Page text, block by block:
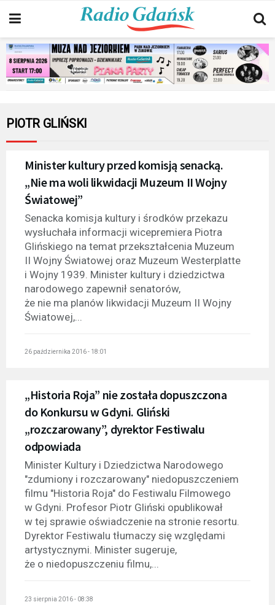
PIOTR GLIŃSKI
Minister kultury przed komisją senacką.
„Nie ma woli likwidacji Muzeum II Wojny
Światowej”
Senacka komisja kultury i środków przekazu
wysłuchała informacji wicepremiera Piotra
Glińskiego na temat przekształcenia Muzeum
II Wojny Światowej oraz Muzeum Westerplatte
i Wojny 1939. Minister kultury i dziedzictwa
narodowego zapewnił senatorów,
że nie ma planów likwidacji Muzeum II Wojny
Światowej,...
26 października 2016 - 18:01
„Historia Roja” nie została dopuszczona
do Konkursu w Gdyni. Gliński
„rozczarowany”, dyrektor Festiwalu
odpowiada
Minister Kultury i Dziedzictwa Narodowego
"zdumiony i rozczarowany" niedopuszczeniem
filmu "Historia Roja" do Festiwalu Filmowego
w Gdyni. Profesor Piotr Gliński opublikował
w tej sprawie oświadczenie na stronie resortu.
Dyrektor Festiwalu tłumaczy się względami
artystycznymi. Minister sugeruje,
że o niedopuszczeniu filmu,...
23 sierpnia 2016 - 08:38